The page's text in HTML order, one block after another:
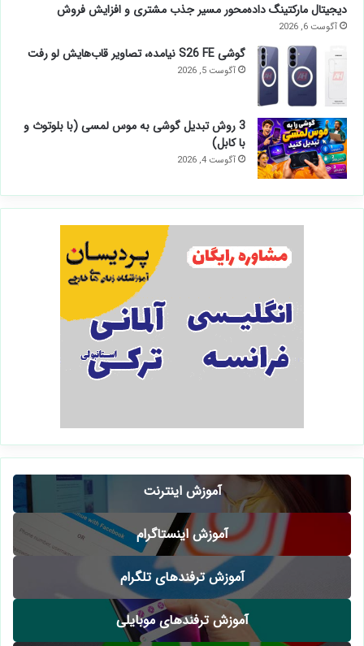
دیجیتال مارکتینگ داده‌محور مسیر جذب مشتری و افزایش فروش
آگوست 6, 2026
گوشی S26 FE نیامده، تصاویر قاب‌هایش لو رفت
آگوست 5, 2026
3 روش تبدیل گوشی به موس لمسی (با بلوتوث و
با کابل)
آگوست 4, 2026
آموزش اینترنت
آموزش اینستاگرام
آموزش ترفندهای تلگرام
آموزش ترفندهای موبایلی